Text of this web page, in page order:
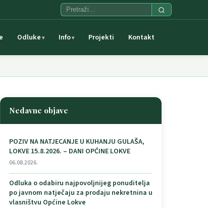
Odluke Info Projekti Kontakt
Nedavne objave
POZIV NA NATJECANJE U KUHANJU GULAŠA,
LOKVE 15.8.2026. – DANI OPĆINE LOKVE
06.08.2026.
Odluka o odabiru najpovoljnijeg ponuditelja
po javnom natječaju za prodaju nekretnina u
vlasništvu Općine Lokve